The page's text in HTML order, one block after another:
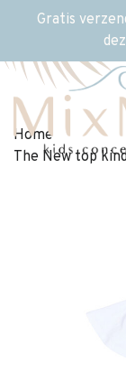
Gratis
Home
The New top